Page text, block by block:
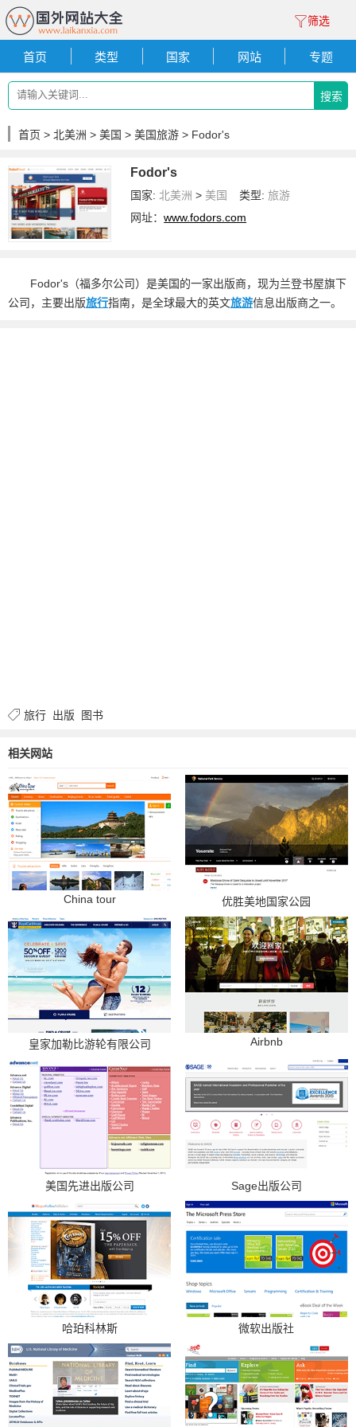
筛选
首页 类型 国家 网站 专题
搜索
首页 > 北美洲 > 美国 > 美国旅游 > Fodor's
Fodor's
国家: 北美洲 > 美国 类型: 旅游
网址：www.fodors.com
Fodor's（福多尔公司）是美国的一家出版商，现为兰登书屋旗下
公司，主要出版旅行指南，是全球最大的英文旅游信息出版商之一。
旅行 出版 图书
相关网站
China tour 优胜美地国家公园
皇家加勒比游轮有限公司 Airbnb
美国先进出版公司 Sage出版公司
哈珀科林斯 微软出版社